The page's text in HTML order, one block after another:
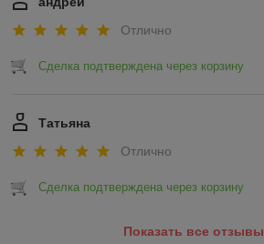
Отлично
Сделка подтверждена через корзину
Татьяна
Отлично
Сделка подтверждена через корзину
Показать все отзывы